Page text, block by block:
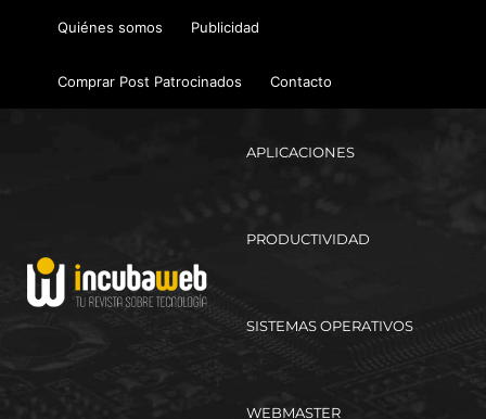
Quiénes somos Publicidad
Comprar Post Patrocinados Contacto
APLICACIONES
PRODUCTIVIDAD
SISTEMAS OPERATIVOS
WEBMASTER